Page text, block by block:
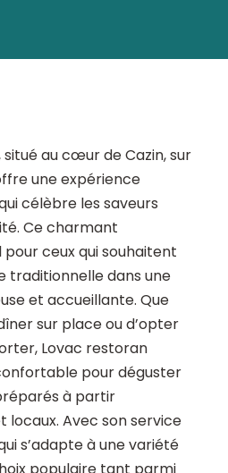
au cœur de Cazin, sur
une expérience
célèbre les saveurs
Ce charmant
ceux qui souhaitent
traditionnelle dans une
et accueillante. Que
sur place ou d’opter
Lovac restoran
pour déguster
à partir
locaux. Avec son service
s’adapte à une variété